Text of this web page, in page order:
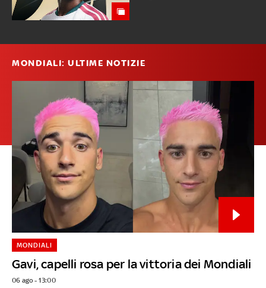
MONDIALI: ULTIME NOTIZIE
Gavi, capelli rosa per la vittoria dei Mondiali
MONDIALI
06 ago - 13:00